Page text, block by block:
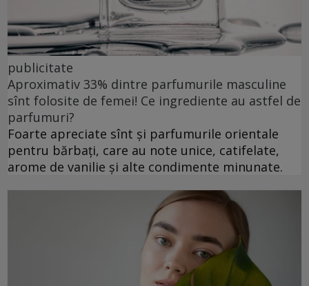
publicitate
Aproximativ 33% dintre parfumurile masculine
sînt folosite de femei! Ce ingrediente au astfel de
parfumuri?
Foarte apreciate sînt și parfumurile orientale
pentru bărbați, care au note unice, catifelate,
arome de vanilie și alte condimente minunate.